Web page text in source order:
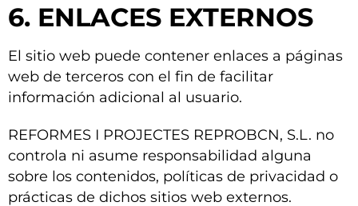
6. ENLACES EXTERNOS
El sitio web puede contener enlaces a páginas
web de terceros con el fin de facilitar
información adicional al usuario.
REFORMES I PROJECTES REPROBCN, S.L. no
controla ni asume responsabilidad alguna
sobre los contenidos, políticas de privacidad o
prácticas de dichos sitios web externos.